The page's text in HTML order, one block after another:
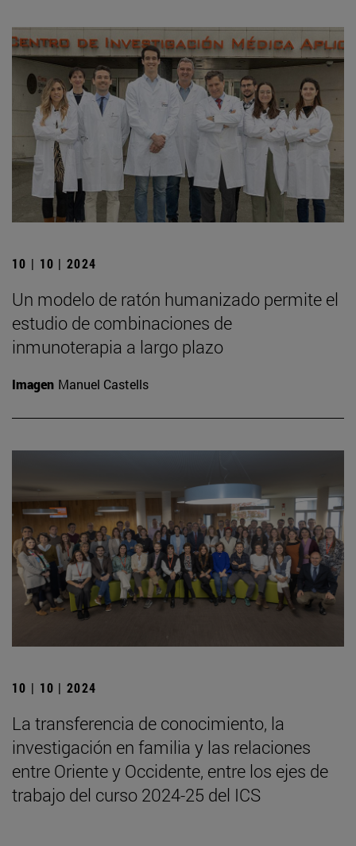
10 | 10 | 2024
Un modelo de ratón humanizado permite el
estudio de combinaciones de
inmunoterapia a largo plazo
Imagen Manuel Castells
10 | 10 | 2024
La transferencia de conocimiento, la
investigación en familia y las relaciones
entre Oriente y Occidente, entre los ejes de
trabajo del curso 2024-25 del ICS